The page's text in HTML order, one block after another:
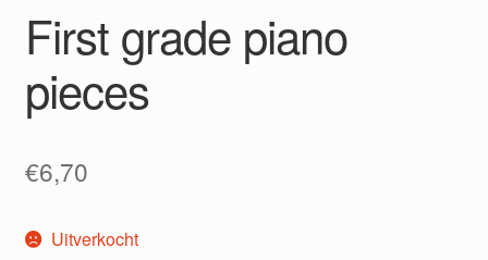
First grade piano
pieces
€6,70
Uitverkocht